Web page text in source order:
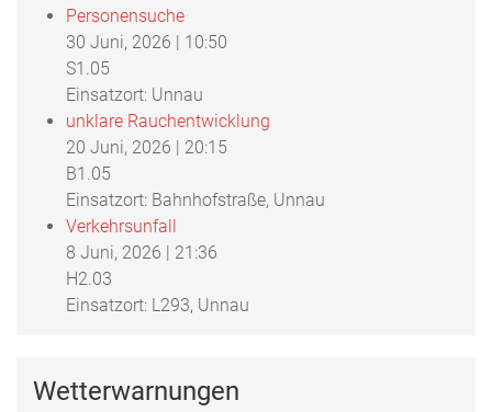
Personensuche
30 Juni, 2026 | 10:50
S1.05
Einsatzort: Unnau
unklare Rauchentwicklung
20 Juni, 2026 | 20:15
B1.05
Einsatzort: Bahnhofstraße, Unnau
Verkehrsunfall
8 Juni, 2026 | 21:36
H2.03
Einsatzort: L293, Unnau
Wetterwarnungen